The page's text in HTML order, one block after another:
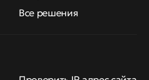
Все решения